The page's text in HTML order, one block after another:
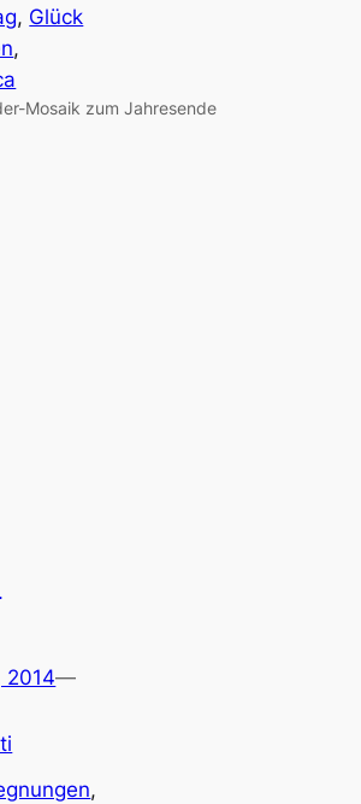
, Glück
Mosaik zum Jahresende
2014—